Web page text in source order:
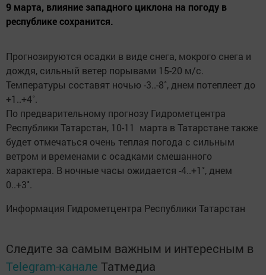
9 марта, влияние западного циклона на погоду в
республике сохранится.
Прогнозируются осадки в виде снега, мокрого снега и
дождя, сильный ветер порывами 15-20 м/с.
Температуры составят ночью -3..-8˚, днем потеплеет до
+1..+4˚.
По предварительному прогнозу Гидрометцентра
Республики Татарстан, 10-11 марта в Татарстане также
будет отмечаться очень теплая погода с сильным
ветром и временами с осадками смешанного
характера. В ночные часы ожидается -4..+1˚, днем
0..+3˚.
Информация Гидрометцентра Республики Татарстан
Следите за самым важным и интересным в
Telegram-канале Татмедиа